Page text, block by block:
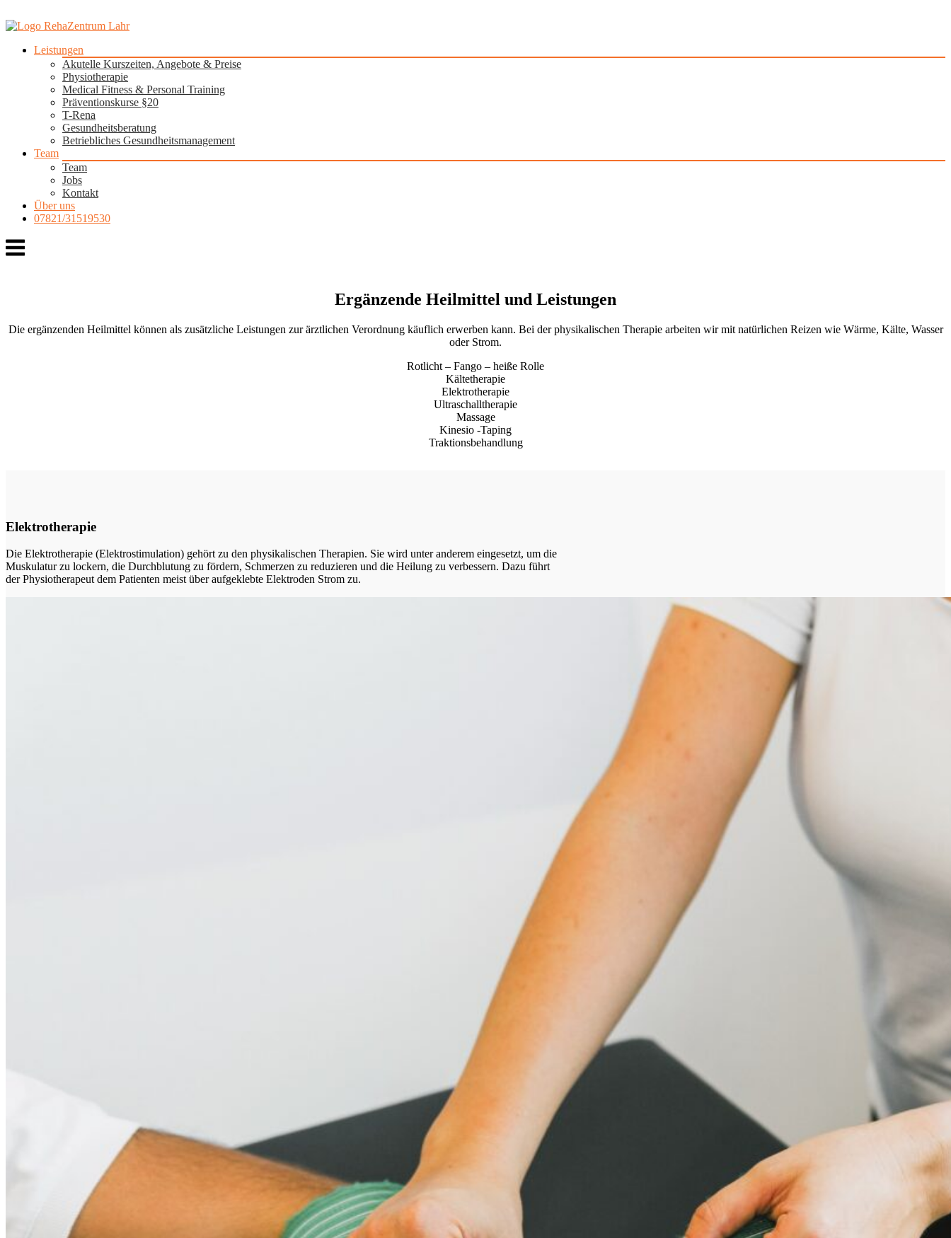
to
Leistungen
Akutelle Kurszeiten, Angebote & Preise
Physio­therapie
Medical Fitness & Personal Training
Präventionskurse §20
T-Rena
Gesundheits­beratung
Betriebliches Gesundheitsmanagement
Team
Team
Jobs
Kontakt
Über uns
07821/31519530
Menu
Ergänzende Heilmittel und Leistungen
Die ergänzenden Heilmittel können als zusätzliche Leistungen zur ärztlichen Verordnung käuflich erwerben kann. Bei der physikalischen Therapie arbeiten wir mit natürlichen Reizen wie Wärme, Kälte, Wasser
oder Strom.
Rotlicht – Fango – heiße Rolle
Kältetherapie
Elektrotherapie
Ultraschalltherapie
Massage
Kinesio -Taping
Traktionsbehandlung
Elektrotherapie
Die Elektrotherapie (Elektrostimulation) gehört zu den physikalischen Therapien. Sie wird unter anderem eingesetzt, um die
Muskulatur zu lockern, die Durchblutung zu fördern, Schmerzen zu reduzieren und die Heilung zu verbessern. Dazu führt
der Physiotherapeut dem Patienten meist über aufgeklebte Elektroden Strom zu.